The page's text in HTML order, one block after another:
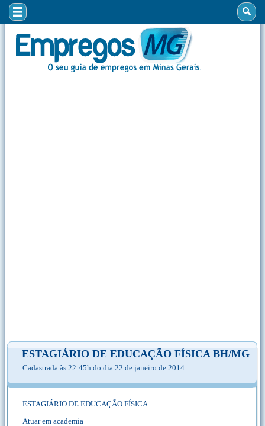
ESTAGIÁRIO DE EDUCAÇÃO FÍSICA BH/MG
Cadastrada às 22:45h do dia 22 de janeiro de 2014
ESTAGIÁRIO DE EDUCAÇÃO FÍSICA
Atuar em academia